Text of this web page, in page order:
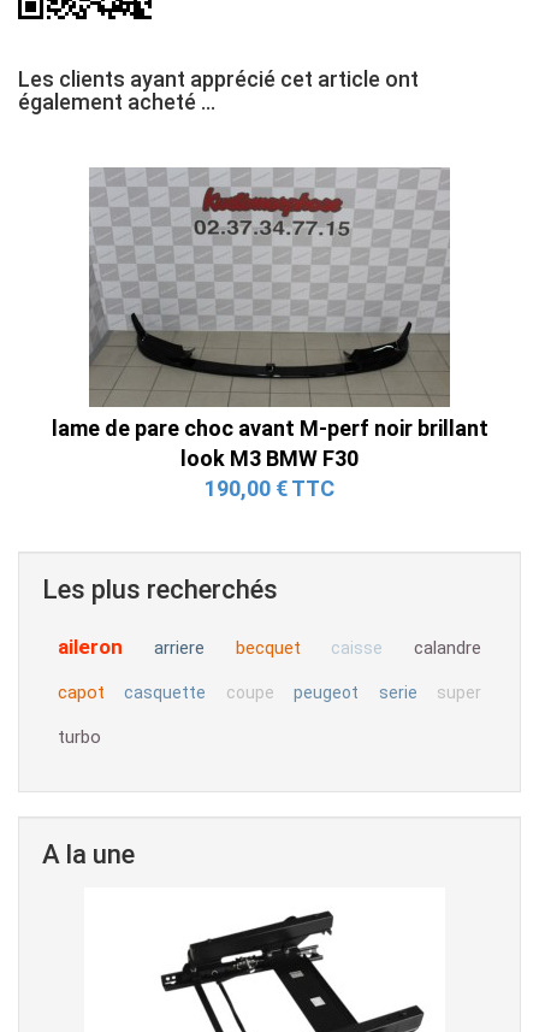
Les clients ayant apprécié cet article ont
également acheté ...
lame de pare choc avant M-perf noir brillant
look M3 BMW F30
190,00 € TTC
Les plus recherchés
aileron arriere becquet caisse calandre
capot casquette coupe peugeot serie super
turbo
A la une